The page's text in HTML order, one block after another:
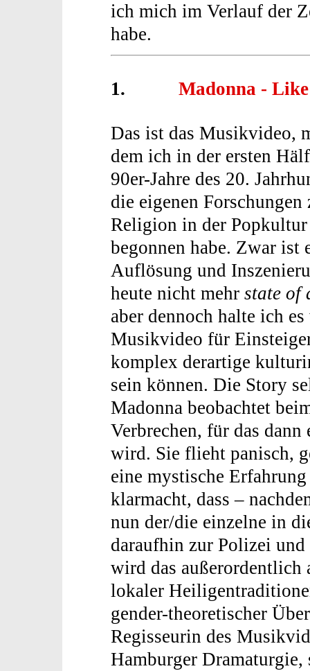
ich mich im Verlauf der
habe.
1. Madonna -
Das ist das Musikvideo,
dem ich in der ersten
90er-Jahre des 20.
die eigenen Forschungen
Religion in der Popkultur
begonnen habe. Zwar ist
Auflösung und
heute nicht mehr state of
aber dennoch halte ich
Musikvideo für
komplex derartige
sein können. Die Story
Madonna beobachtet
Verbrechen, für das
wird. Sie flieht panisch,
eine mystische
klarmacht, dass –
nun der/die einzelne in
daraufhin zur Polizei
wird das außerordentlich
lokaler
gender-theoretischer
Regisseurin des
Hamburger Dramaturgie,